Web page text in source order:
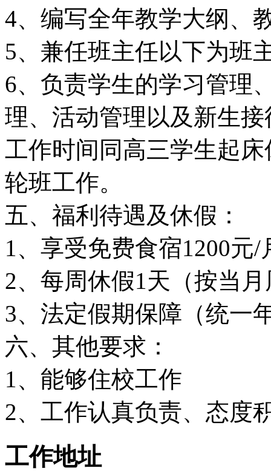
4、编写全年教学大纲、
5、兼任班主任以下为班
6、负责学生的学习管理
理、活动管理以及新生
工作时间同高三学生起
轮班工作。
五、福利待遇及休假：
1、享受免费食宿1200元/
2、每周休假1天（按当
3、法定假期保障（统一
六、其他要求：
1、能够住校工作
2、工作认真负责、态度
工作地址